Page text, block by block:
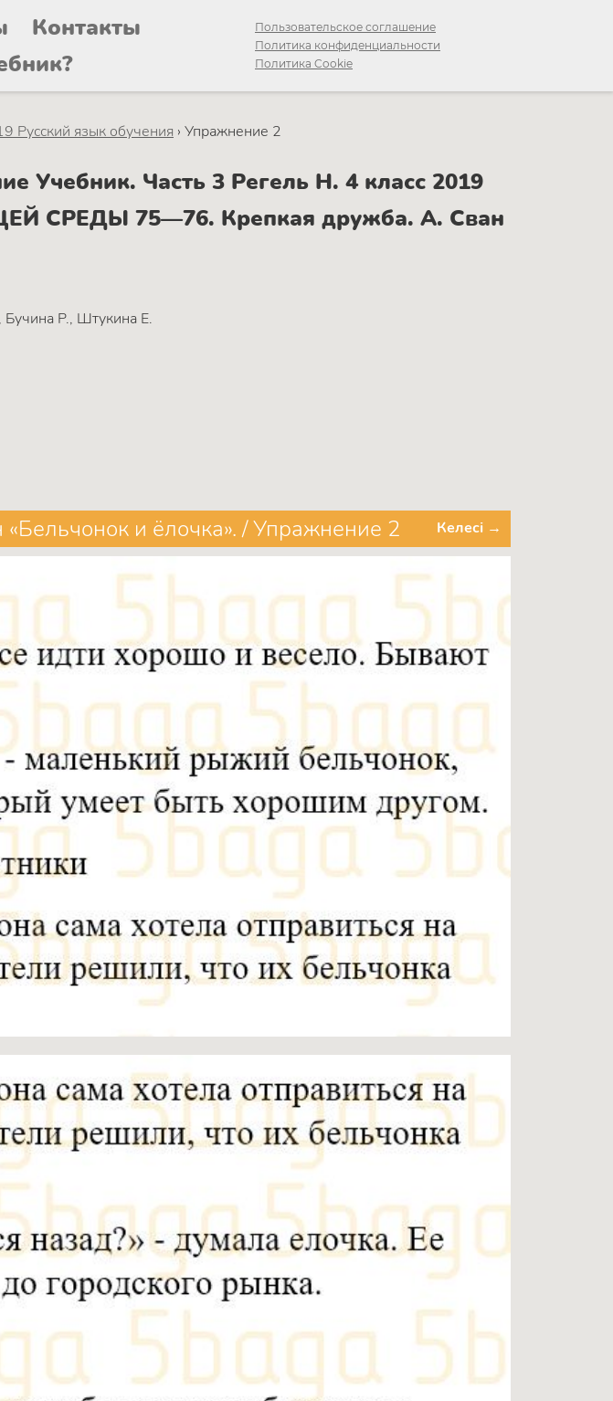
Контакты
Пользовательское соглашение
Политика конфиденциальности
Политика Cookie
Русский язык обучения › Упражнение 2
Учебник. Часть 3 Регель Н. 4 класс 2019
СРЕДЫ 75—76. Крепкая дружба. А. Сван
Бучина Р., Штукина Е.
и ёлочка». / Упражнение 2 Келесі →